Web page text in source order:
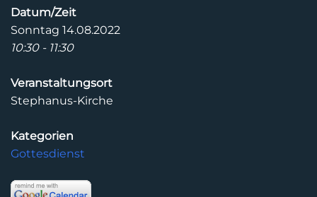
Datum/Zeit
Sonntag 14.08.2022
10:30 - 11:30
Veranstaltungsort
Stephanus-Kirche
Kategorien
Gottesdienst